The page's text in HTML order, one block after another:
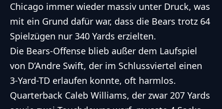
Chicago immer wieder massiv unter Druck, was
mit ein Grund dafür war, dass die Bears trotz 64
Spielzügen nur 340 Yards erzielten.
Die Bears-Offense blieb außer dem Laufspiel
von D’Andre Swift, der im Schlussviertel einen
3-Yard-TD erlaufen konnte, oft harmlos.
Quarterback Caleb Williams, der zwar 207 Yards